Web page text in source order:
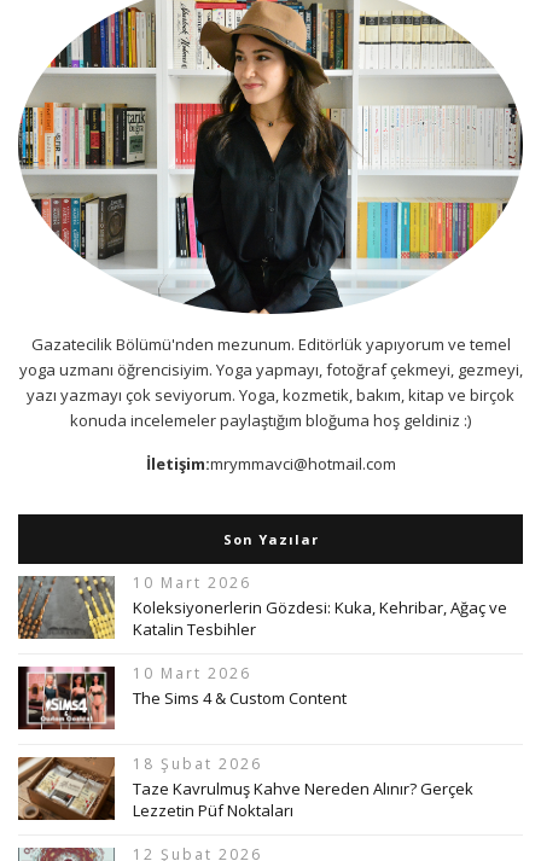
Gazatecilik Bölümü'nden mezunum. Editörlük yapıyorum ve temel
yoga uzmanı öğrencisiyim. Yoga yapmayı, fotoğraf çekmeyi, gezmeyi,
yazı yazmayı çok seviyorum. Yoga, kozmetik, bakım, kitap ve birçok
konuda incelemeler paylaştığım bloğuma hoş geldiniz :)
İletişim:mrymmavci@hotmail.com
Son Yazılar
10 Mart 2026
Koleksiyonerlerin Gözdesi: Kuka, Kehribar, Ağaç ve
Katalin Tesbihler
10 Mart 2026
The Sims 4 & Custom Content
18 Şubat 2026
Taze Kavrulmuş Kahve Nereden Alınır? Gerçek
Lezzetin Püf Noktaları
12 Şubat 2026